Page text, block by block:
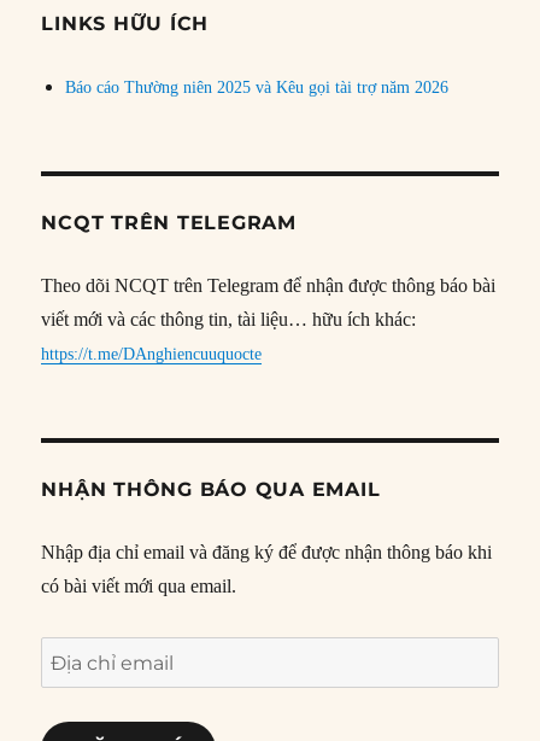
đề
LINKS HỮU ÍCH
Báo cáo Thường niên 2025 và Kêu gọi tài trợ năm 2026
NCQT TRÊN TELEGRAM
Theo dõi NCQT trên Telegram để nhận được thông báo bài
viết mới và các thông tin, tài liệu… hữu ích khác:
https://t.me/DAnghiencuuquocte
NHẬN THÔNG BÁO QUA EMAIL
Nhập địa chỉ email và đăng ký để được nhận thông báo khi
có bài viết mới qua email.
Địa
chỉ
email